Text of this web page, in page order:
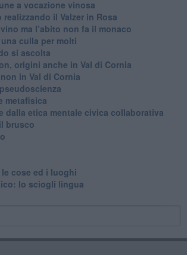
a vocazione vinosa
il Valzer in Rosa
ma l’abito non fa il monaco
culla per molti
si ascolta
origini anche in Val di Cornia
in Val di Cornia
metafisica
dalla etica mentale civica collaborativa
brusco
cose ed i luoghi
lo sciogli lingua